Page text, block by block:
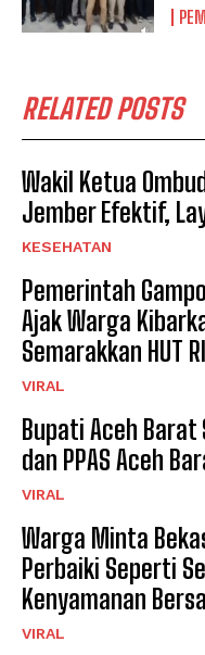
RELATED POSTS
Wakil Ketua
Jember Efektif,
KESEHATAN
Pemerintah
Ajak Warga
Semarakkan HUT
VIRAL
Bupati Aceh Barat
dan PPAS Aceh
VIRAL
Warga Minta
Perbaiki Seperti
Kenyamanan
VIRAL